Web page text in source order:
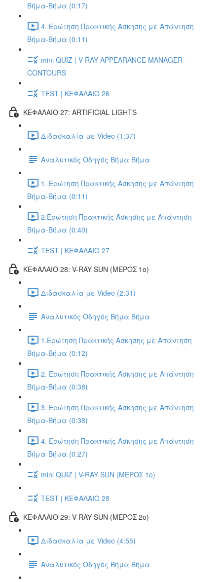
Βήμα-Βήμα (0:17)
4. Ερώτηση Πρακτικής Άσκησης με Απάντηση
Βήμα-Βήμα (0:11)
mini QUIZ | V-RAY APPEARANCE MANAGER –
CONTOURS
TEST | ΚΕΦΑΛΑΙΟ 26
ΚΕΦΑΛΑΙΟ 27: ARTIFICIAL LIGHTS
Διδασκαλία με Video (1:37)
Αναλυτικός Οδηγός Βήμα Βήμα
1. Ερώτηση Πρακτικής Άσκησης με Απάντηση
Βήμα-Βήμα (0:11)
2.Ερώτηση Πρακτικής Άσκησης με Απάντηση
Βήμα-Βήμα (0:40)
TEST | ΚΕΦΑΛΑΙΟ 27
ΚΕΦΑΛΑΙΟ 28: V-RAY SUN (ΜΕΡΟΣ 1o)
Διδασκαλία με Video (2:31)
Αναλυτικός Οδηγός Βήμα Βήμα
1.Ερώτηση Πρακτικής Άσκησης με Απάντηση
Βήμα-Βήμα (0:12)
2. Ερώτηση Πρακτικής Άσκησης με Απάντηση
Βήμα-Βήμα (0:38)
3. Ερώτηση Πρακτικής Άσκησης με Απάντηση
Βήμα-Βήμα (0:38)
4. Ερώτηση Πρακτικής Άσκησης με Απάντηση
Βήμα-Βήμα (0:27)
mini QUIZ | V-RAY SUN (ΜΕΡΟΣ 1o)
TEST | ΚΕΦΑΛΑΙΟ 28
ΚΕΦΑΛΑΙΟ 29: V-RAY SUN (ΜΕΡΟΣ 2o)
Διδασκαλία με Video (4:55)
Αναλυτικός Οδηγός Βήμα Βήμα